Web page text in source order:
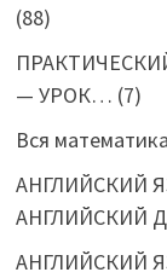
(88)
— УРОК… (7)
Вся
АНГЛИЙСКИЙ
АНГЛИЙСКИЙ
АНГЛИЙСКИЙ